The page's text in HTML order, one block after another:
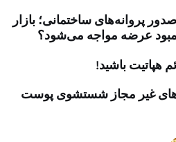
پروانه‌های ساختمانی؛ بازار
عرضه مواجه می‌شود؟
هپاتیت باشید!
غیر مجاز شستشوی پوست